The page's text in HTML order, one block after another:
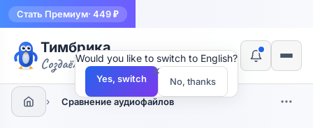
Стать Премиум· 449 ₽
Тимбрика
Создаём инструменты
› Сравнение аудиофайлов
×
Would you like to switch to English?
Yes, switch No, thanks